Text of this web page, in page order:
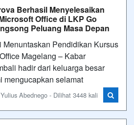
Berhasil Menyelesaikan
Office di LKP Go
Peluang Masa Depan
Menuntaskan Pendidikan Kursus
Magelang – Kabar
hadir dari keluarga besar
mengucapkan selamat
Abednego - Dilihat 3448 kali